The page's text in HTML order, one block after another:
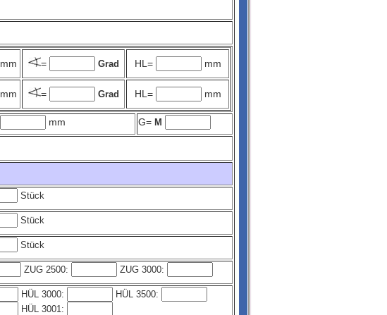
mm = Grad HL= mm
mm = Grad HL= mm
mm G= M
Stück
Stück
Stück
ZUG 2500: ZUG 3000:
HÜL 3000:
HÜL 3500:
HÜL 3001: